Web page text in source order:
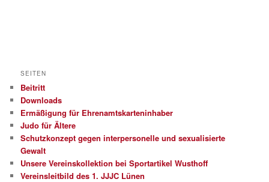
SEITEN
Beitritt
Downloads
Ermäßigung für Ehrenamtskarteninhaber
Judo für Ältere
Schutzkonzept gegen interpersonelle und sexualisierte
Gewalt
Unsere Vereinskollektion bei Sportartikel Wusthoff
Vereinsleitbild des 1. JJJC Lünen